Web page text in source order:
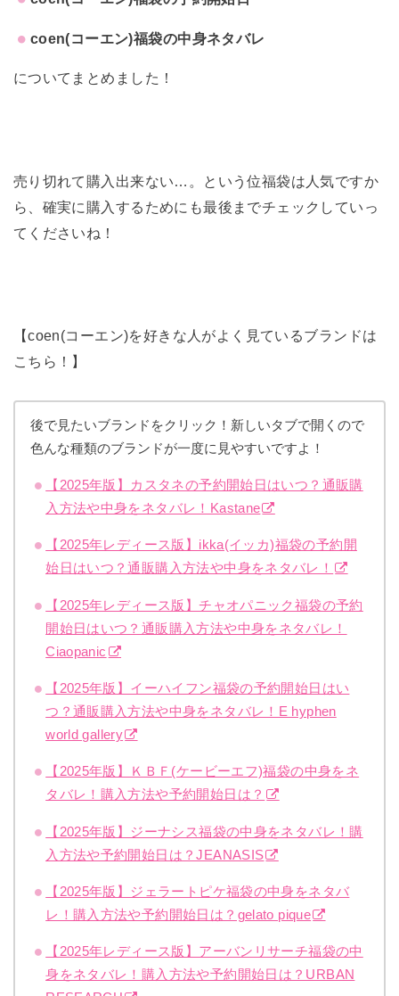
coen(コーエン)福袋の中身ネタバレ
についてまとめました！
売り切れて購入出来ない…。という位福袋は人気ですか
ら、確実に購入するためにも最後までチェックしていっ
てくださいね！
【coen(コーエン)を好きな人がよく見ているブランドは
こちら！】
後で見たいブランドをクリック！新しいタブで開くので
色んな種類のブランドが一度に見やすいですよ！
【2025年版】カスタネの予約開始日はいつ？通販購
入方法や中身をネタバレ！Kastane
【2025年レディース版】ikka(イッカ)福袋の予約開
始日はいつ？通販購入方法や中身をネタバレ！
【2025年レディース版】チャオパニック福袋の予約
開始日はいつ？通販購入方法や中身をネタバレ！
Ciaopanic
【2025年版】イーハイフン福袋の予約開始日はい
つ？通販購入方法や中身をネタバレ！E hyphen
world gallery
【2025年版】ＫＢＦ(ケービーエフ)福袋の中身をネ
タバレ！購入方法や予約開始日は？
【2025年版】ジーナシス福袋の中身をネタバレ！購
入方法や予約開始日は？JEANASIS
【2025年版】ジェラートピケ福袋の中身をネタバ
レ！購入方法や予約開始日は？gelato pique
【2025年レディース版】アーバンリサーチ福袋の中
身をネタバレ！購入方法や予約開始日は？URBAN